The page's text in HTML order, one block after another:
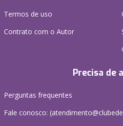
Termos de uso
Contrato com o Autor
Precisa de
Perguntas frequentes
Fale conosco: